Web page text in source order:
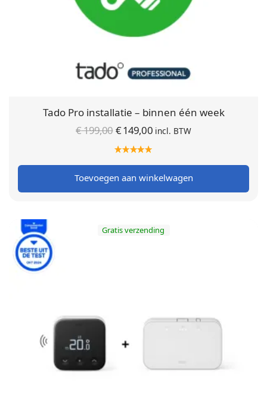
Tado Pro installatie – binnen één week
€199,00Oorspronkelijke
prijs was:
€ 199,00.
€149,00 Huidige
€ 149,00.
incl. BTW
Toevoegen aan winkelwagen
Gratis verzending